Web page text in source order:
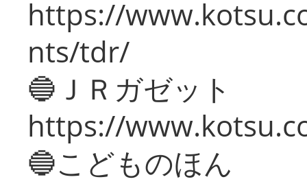
https://
nts/tdr/
🔵ＪＲガゼット
https://
🔵こどものほん